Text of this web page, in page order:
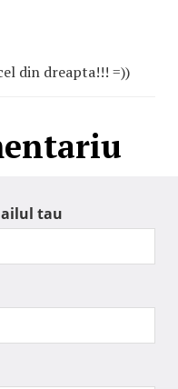
din dreapta!!! =))
tau